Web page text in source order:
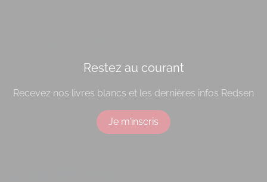
Restez au courant
Recevez nos livres blancs et les dernières infos Redsen
Je m’inscris